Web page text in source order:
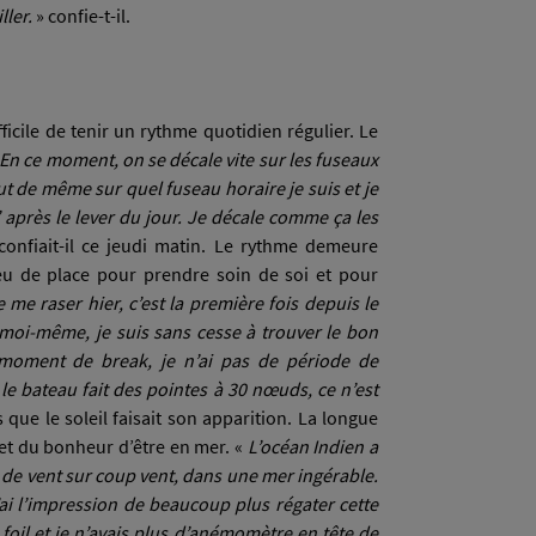
» confie-t-il.
de tenir un rythme quotidien régulier. Le
En ce moment, on se décale vite sur les fuseaux
de même sur quel fuseau horaire je suis et je
le lever du jour. Je décale comme ça les
il ce jeudi matin. Le rythme demeure
de place pour prendre soin de soi et pour
me raser hier, c’est la première fois depuis le
même, je suis sans cesse à trouver le bon
de break, je n’ai pas de période de
bateau fait des pointes à 30 nœuds, ce n’est
le soleil faisait son apparition. La longue
du bonheur d’être en mer. « L’océan Indien a
vent sur coup vent, dans une mer ingérable.
l’impression de beaucoup plus régater cette